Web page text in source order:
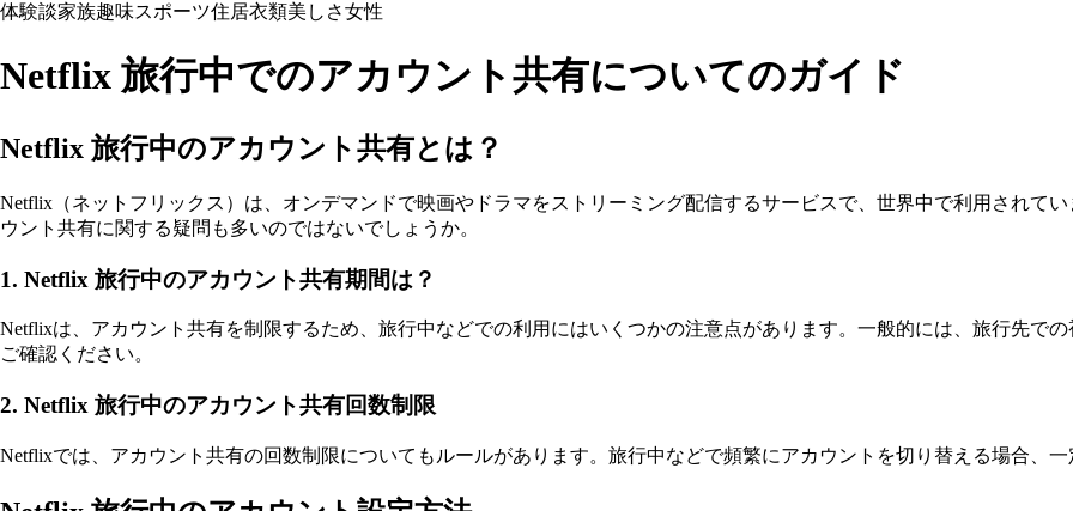
体験談家族趣味スポーツ住居衣類美しさ女性
Netflix 旅行中でのアカウント共有についてのガイド
Netflix 旅行中のアカウント共有とは？
Netflix（ネットフリックス）は、オンデマンドで映画やドラマをストリーミング配信するサービスで、世界中で利用されて
ウント共有に関する疑問も多いのではないでしょうか。
1. Netflix 旅行中のアカウント共有期間は？
Netflixは、アカウント共有を制限するため、旅行中などでの利用にはいくつかの注意点があります。一般的には、旅行先で
ご確認ください。
2. Netflix 旅行中のアカウント共有回数制限
Netflixでは、アカウント共有の回数制限についてもルールがあります。旅行中などで頻繁にアカウントを切り替える場合、